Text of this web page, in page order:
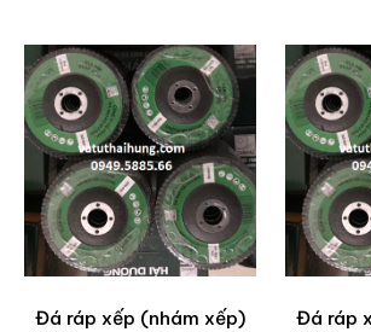
Đá ráp xếp (nhám xếp)
Đá ráp